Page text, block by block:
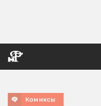
Комиксы